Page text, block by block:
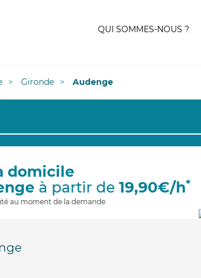
QUI SOMMES-NOUS ?
Gironde Audenge
domicile
à partir de 19,90€/h*
au moment de la demande